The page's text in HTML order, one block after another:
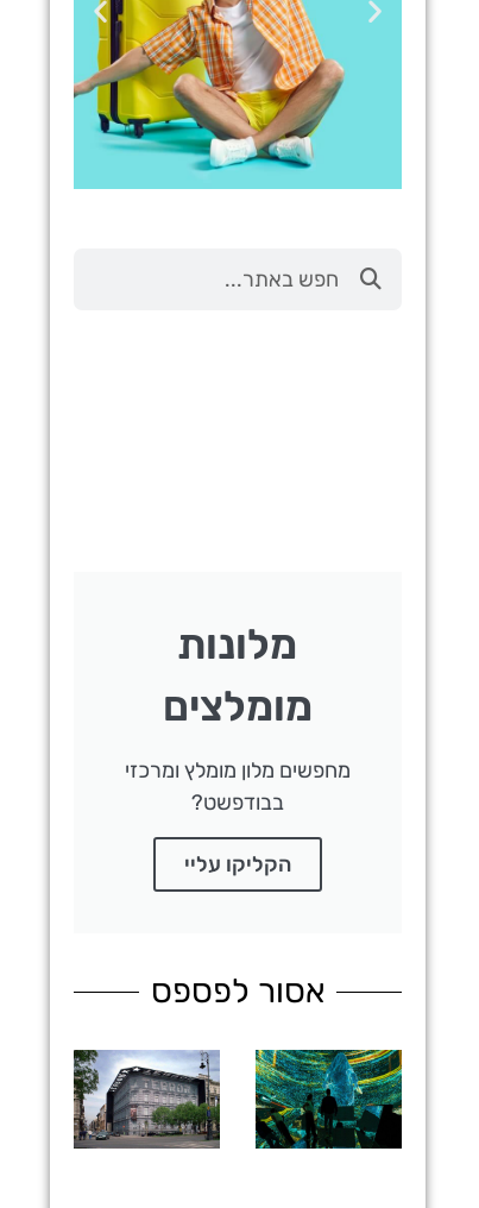
טיסות
מלונות
מומלצים
מחפשים מלון מומלץ ומרכזי
בבודפשט?
הקליקו עליי
אסור לפספס